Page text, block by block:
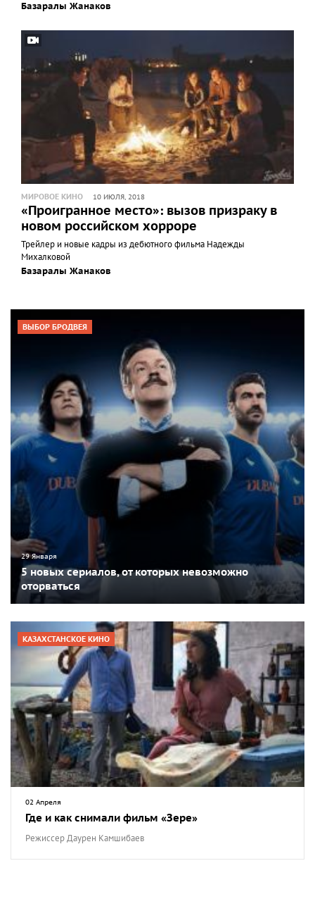
Базаралы Жанаков
МИРОВОЕ КИНО 10 ИЮЛЯ, 2018
«Проигранное место»: вызов призраку в
новом российском хорроре
Трейлер и новые кадры из дебютного фильма Надежды
Михалковой
Базаралы Жанаков
ВЫБОР БРОДВЕЯ
29 Января
5 новых сериалов, от которых невозможно
оторваться
КАЗАХСТАНСКОЕ КИНО
02 Апреля
Где и как снимали фильм «Зере»
Режиссер Даурен Камшибаев